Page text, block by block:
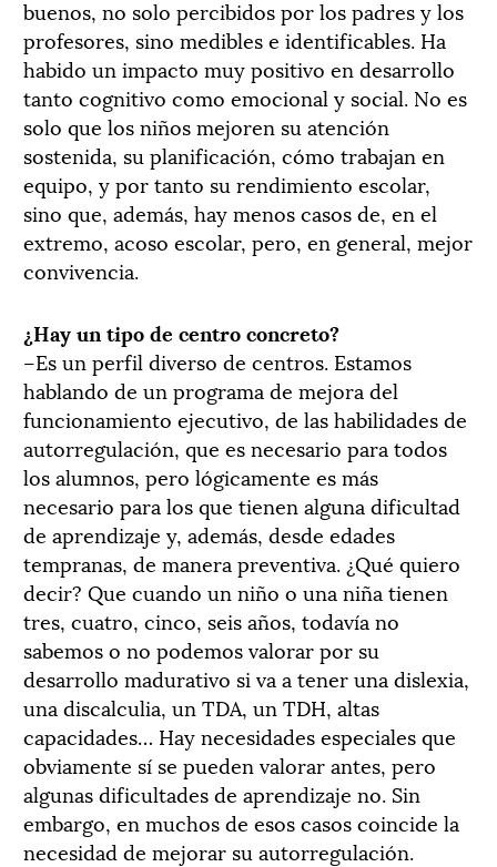
buenos, no solo percibidos por los padres y los
profesores, sino medibles e identificables. Ha
habido un impacto muy positivo en desarrollo
tanto cognitivo como emocional y social. No es
solo que los niños mejoren su atención
sostenida, su planificación, cómo trabajan en
equipo, y por tanto su rendimiento escolar,
sino que, además, hay menos casos de, en el
extremo, acoso escolar, pero, en general, mejor
convivencia.
¿Hay un tipo de centro concreto?
–Es un perfil diverso de centros. Estamos
hablando de un programa de mejora del
funcionamiento ejecutivo, de las habilidades de
autorregulación, que es necesario para todos
los alumnos, pero lógicamente es más
necesario para los que tienen alguna dificultad
de aprendizaje y, además, desde edades
tempranas, de manera preventiva. ¿Qué quiero
decir? Que cuando un niño o una niña tienen
tres, cuatro, cinco, seis años, todavía no
sabemos o no podemos valorar por su
desarrollo madurativo si va a tener una dislexia,
una discalculia, un TDA, un TDH, altas
capacidades… Hay necesidades especiales que
obviamente sí se pueden valorar antes, pero
algunas dificultades de aprendizaje no. Sin
embargo, en muchos de esos casos coincide la
necesidad de mejorar su autorregulación.